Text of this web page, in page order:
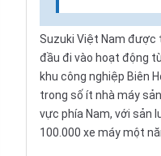
Suzuki Việt Nam được
đầu đi vào hoạt động
khu công nghiệp Biên
trong số ít nhà máy
vực phía Nam, với sản
100.000 xe máy một